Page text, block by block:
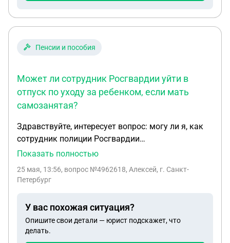
эту мою "последнюю волю" документально. Я так
ибо оно рассматривается уже после похорон. Ну и
Пенсии и пособия
Может ли сотрудник Росгвардии уйти в
отпуск по уходу за ребенком, если мать
самозанятая?
Здравствуйте, интересует вопрос: могу ли я, как
сотрудник полиции Росгвардии
(вневедомственной охраны), мужчина, уйти в
мать официально имеет статус самозанятой,
за ребенком не сможет полностью справляться
со своими обязанностями и семья потеряет
свыше 50тр дохода, не говоря уже о том, что она
Показать полностью
25 мая, 13:56, вопрос №4962618, Алексей, г. Санкт-
Петербург
У вас похожая ситуация?
Опишите свои детали — юрист подскажет, что
делать.